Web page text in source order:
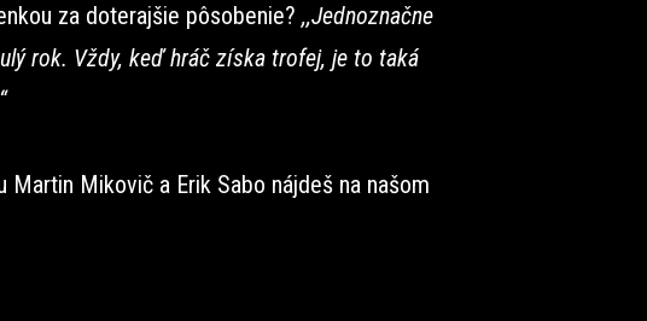
za doterajšie pôsobenie? ,,Jednoznačne
rok. Vždy, keď hráč získa trofej, je to taká
Martin Mikovič a Erik Sabo nájdeš na našom